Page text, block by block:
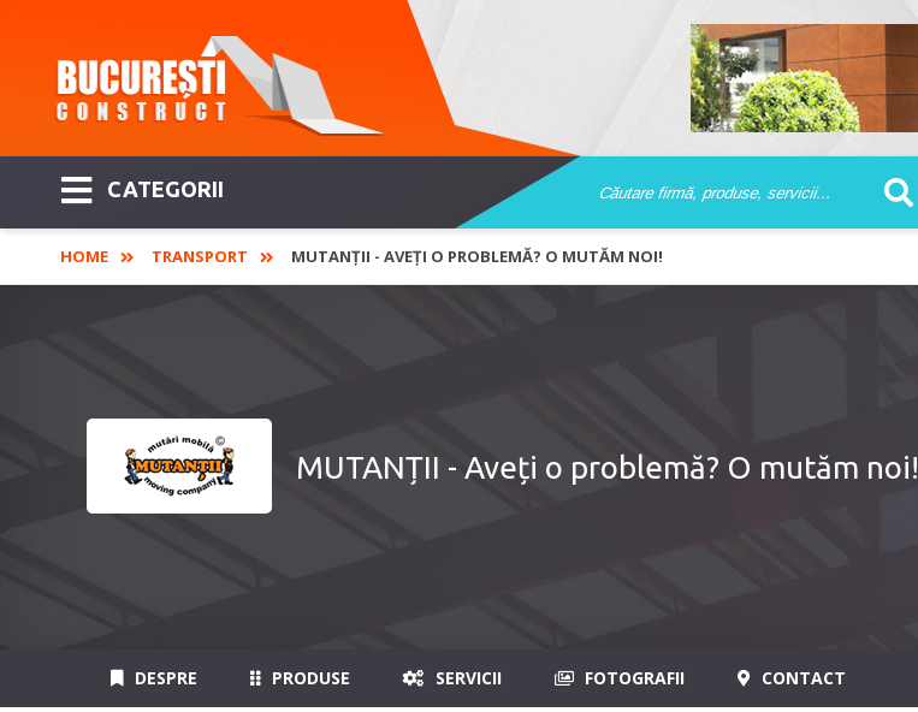
CATEGORII
HOME TRANSPORT MUTANȚII - AVEȚI O PROBLEMĂ? O MUTĂM NOI!
MUTANȚII - Aveți o problemă? O mutăm noi!
DESPRE PRODUSE SERVICII FOTOGRAFII CONTACT